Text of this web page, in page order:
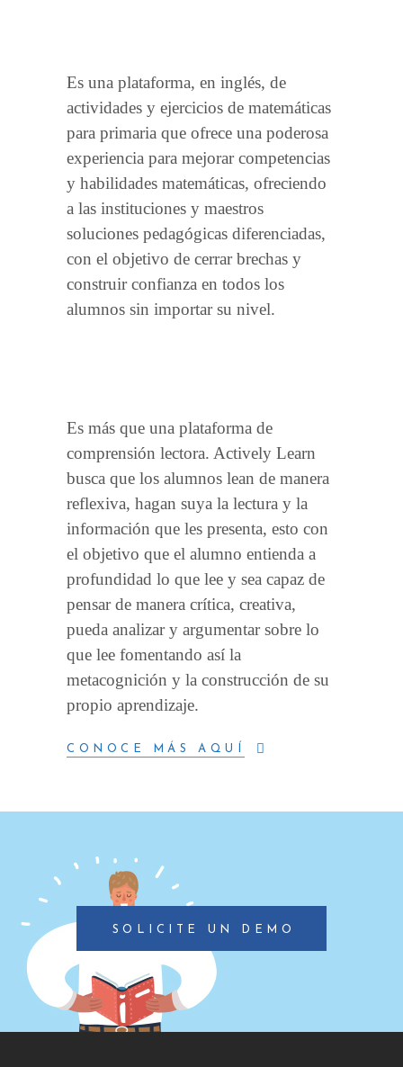
Es una plataforma, en inglés, de
actividades y ejercicios de matemáticas
para primaria que ofrece una poderosa
experiencia para mejorar competencias
y habilidades matemáticas, ofreciendo
a las instituciones y maestros
soluciones pedagógicas diferenciadas,
con el objetivo de cerrar brechas y
construir confianza en todos los
alumnos sin importar su nivel.
Es más que una plataforma de
comprensión lectora. Actively Learn
busca que los alumnos lean de manera
reflexiva, hagan suya la lectura y la
información que les presenta, esto con
el objetivo que el alumno entienda a
profundidad lo que lee y sea capaz de
pensar de manera crítica, creativa,
pueda analizar y argumentar sobre lo
que lee fomentando así la
metacognición y la construcción de su
propio aprendizaje.
CONOCE MÁS AQUÍ
SOLICITE UN DEMO